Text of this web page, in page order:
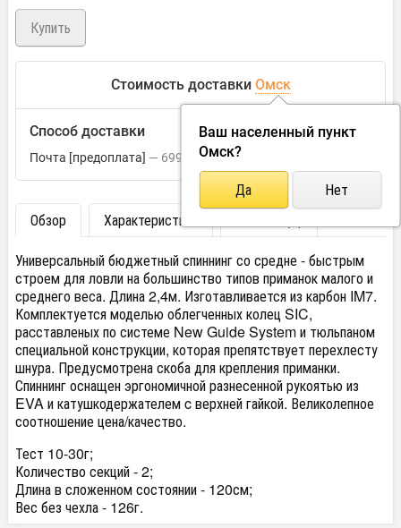
Стоимость доставки Омск
Ваш населенный пункт
Омск?
Способ доставки
Почта [предоплата] 699
Обзор Характеристики
Универсальный бюджетный спиннинг со средне - быстрым
строем для ловли на большинство типов приманок малого и
среднего веса. Длина 2,4м. Изготавливается из карбон IM7.
Комплектуется моделью облегченных колец SIC,
раcставленых по системе New Guide System и тюльпаном
специальной конструкции, которая препятствует перехлесту
шнура. Предусмотрена скоба для крепления приманки.
Спиннинг оснащен эргономичной разнесенной рукоятью из
EVA и катушкодержателем c верхней гайкой. Великолепное
соотношение цена/качество.
Тест 10-30г;
Количество секций - 2;
Длина в сложенном состоянии - 120см;
Вес без чехла - 126г.